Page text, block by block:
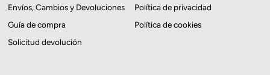
Envíos, Cambios y Devoluciones
Guía de compra
Solicitud devolución
Política de privacidad
Política de cookies